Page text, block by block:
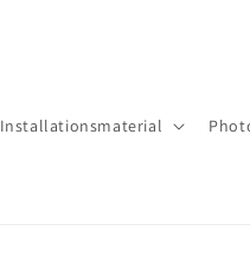
Installationsmaterial